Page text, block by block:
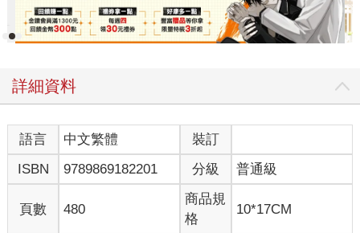
詳細資料
語言 中文繁體
裝訂
ISBN
9789869182201 分級 普通級
頁數 480
商品規
格
10*17CM